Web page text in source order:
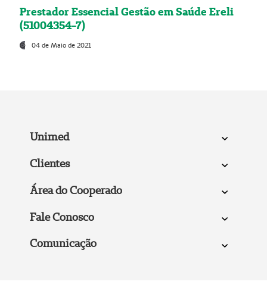
Prestador Essencial Gestão em Saúde Ereli
(51004354-7)
04 de Maio de 2021
Unimed
Clientes
Área do Cooperado
Fale Conosco
Comunicação